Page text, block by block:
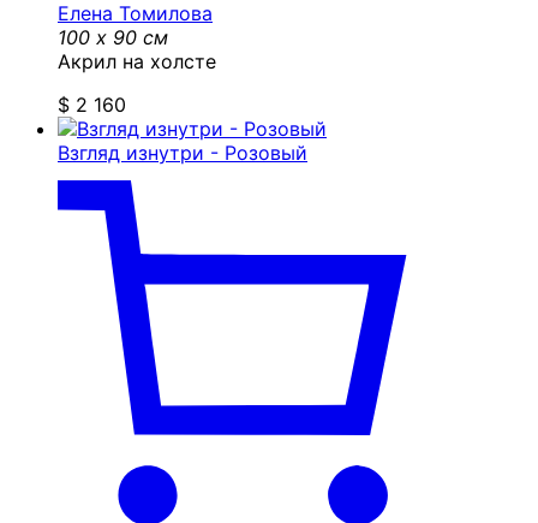
Елена Томилова
100 x 90 см
Акрил на холсте
$ 2 160
Взгляд изнутри - Розовый